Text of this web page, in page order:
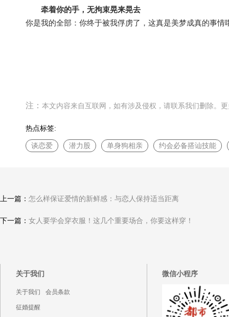
牵着你的手，无拘束晃来晃去
你是我的全部：你终于被我俘虏了，这真是美梦成真的事
注： 本文内容来自互联网，如有涉及侵权，请联系我们删除。
热点标签:
谈恋爱 潜力股 单身狗相亲 约会必备搭讪技能
上一篇： 怎么样保证爱情的新鲜感：与恋人保持适当距离
下一篇： 女人要学会穿衣服！这几个重要场合，你要这样穿！
关于我们
关于我们 会员条款
征婚提醒
微信小程序